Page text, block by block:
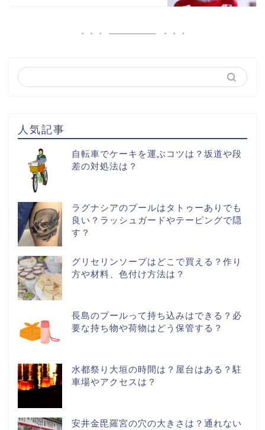
人気記事
自転車でケーキを運ぶコツは？坂道や段
差の対処法は？
ラグナシアのプールはタトゥーありでも
良い？ラッシュガードやテーピングで隠
す？
グリセリンソープはどこで買える？作り
方や材料、色付け方法は？
長島のプールって持ち込みはできる？必
要な持ち物や荷物はどう保管する？
水都祭り大垣の時間は？屋台はある？駐
車場やアクセスは？
安井金毘羅宮の穴の大きさは？通れない